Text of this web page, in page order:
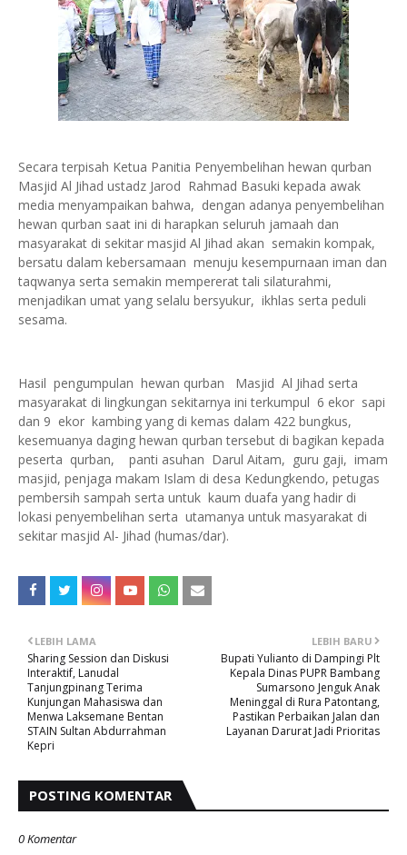
Secara terpisah Ketua Panitia Penyembelihan hewan qurban
Masjid Al Jihad ustadz Jarod Rahmad Basuki kepada awak
media menyampaikan bahwa, dengan adanya penyembelihan
hewan qurban saat ini di harapkan seluruh jamaah dan
masyarakat di sekitar masjid Al Jihad akan semakin kompak,
bersatu dalam kebersamaan menuju kesempurnaan iman dan
taqwanya serta semakin mempererat tali silaturahmi,
menjadikan umat yang selalu bersyukur, ikhlas serta peduli
sesama.
Hasil pengumpulan hewan qurban Masjid Al Jihad serta
masyarakat di lingkungan sekitarnya ini terkumpul 6 ekor sapi
dan 9 ekor kambing yang di kemas dalam 422 bungkus,
kesemuanya daging hewan qurban tersebut di bagikan kepada
peserta qurban, panti asuhan Darul Aitam, guru gaji, imam
masjid, penjaga makam Islam di desa Kedungkendo, petugas
pembersih sampah serta untuk kaum duafa yang hadir di
lokasi penyembelihan serta utamanya untuk masyarakat di
sekitar masjid Al- Jihad (humas/dar).
LEBIH BARU
Bupati Yulianto di Dampingi Plt
Kepala Dinas PUPR Bambang
Sumarsono Jenguk Anak
Meninggal di Rura Patontang,
Pastikan Perbaikan Jalan dan
Layanan Darurat Jadi Prioritas
LEBIH LAMA
Sharing Session dan Diskusi
Interaktif, Lanudal
Tanjungpinang Terima
Kunjungan Mahasiswa dan
Menwa Laksemane Bentan
STAIN Sultan Abdurrahman
Kepri
POSTING KOMENTAR
0 Komentar